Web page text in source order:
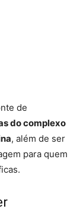
de
do complexo
, além de ser
para quem